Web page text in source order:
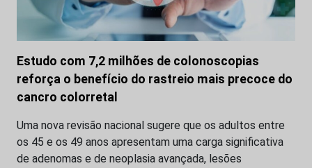
Estudo com 7,2 milhões de colonoscopias
reforça o benefício do rastreio mais precoce do
cancro colorretal
Uma nova revisão nacional sugere que os adultos entre
os 45 e os 49 anos apresentam uma carga significativa
de adenomas e de neoplasia avançada, lesões